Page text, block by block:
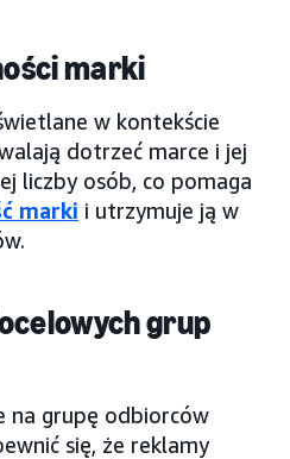
marki
w kontekście
dotrzeć marce i jej
liczby osób, co pomaga
marki i utrzymuje ją w
grup
na grupę odbiorców
się, że reklamy